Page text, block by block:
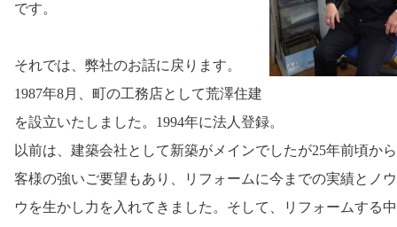
です。
それでは、弊社のお話に戻ります。
1987年8月、町の工務店として荒澤住建
を設立いたしました。1994年に法人登録。
以前は、建築会社として新築がメインでしたが25年前頃か
客様の強いご要望もあり、リフォームに今までの実績とノ
ウを生かし力を入れてきました。そして、リフォームする